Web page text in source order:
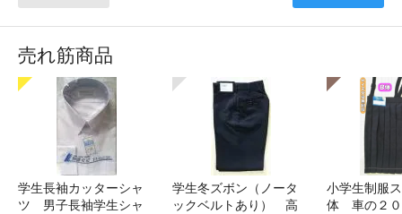
売れ筋商品
学生長袖カッターシャ
ツ 男子長袖学生シャ
学生冬ズボン（ノータ
ックベルトあり） 高
小学生制服
体 車の２０